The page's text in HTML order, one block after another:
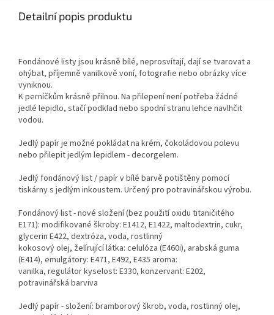
Detailní popis produktu
Fondánové listy jsou krásně bílé, neprosvítají, dají se tvarovat a
ohýbat, příjemně vanilkově voní, fotografie nebo obrázky více
vyniknou.
K perníčkům krásně přilnou. Na přilepení není potřeba žádné
jedlé lepidlo, stačí podklad nebo spodní stranu lehce navlhčit
vodou.
Jedlý papír je možné pokládat na krém, čokoládovou polevu
nebo přilepit jedlým lepidlem - decorgelem.
Jedlý fondánový list / papír v bílé barvě potištěny pomocí
tiskárny s jedlým inkoustem. Určený pro potravinářskou výrobu.
Fondánový list - nové složení (bez použití oxidu titaničitého
E171): modifikované škroby: E1412, E1422, maltodextrin, cukr,
glycerin E422, dextróza, voda, rostlinný
kokosový olej, želírující látka: celulóza (E460i), arabská guma
(E414), emulgátory: E471, E492, E435 aroma:
vanilka, regulátor kyselost: E330, konzervant: E202,
potravinářská barviva
Jedlý papír - složení: bramborový škrob, voda, rostlinný olej,